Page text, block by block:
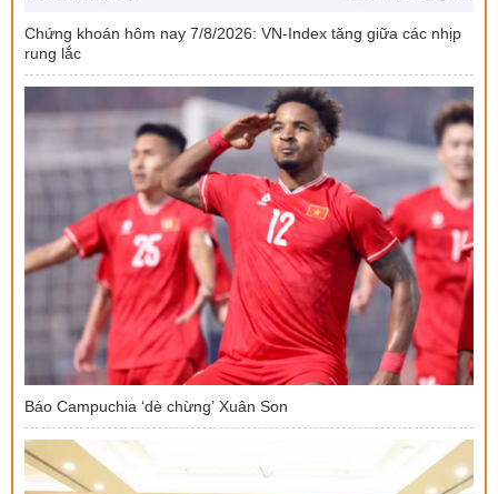
Chứng khoán hôm nay 7/8/2026: VN-Index tăng giữa các nhịp
rung lắc
Báo Campuchia ‘dè chừng’ Xuân Son